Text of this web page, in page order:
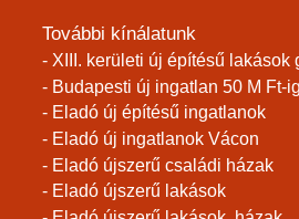
További kínálatunk
- XIII. kerületi új építésű lakások
- Budapesti új ingatlan 50 M Ft-ig
- Eladó új építésű ingatlanok
- Eladó új ingatlanok Vácon
- Eladó újszerű családi házak
- Eladó újszerű lakások